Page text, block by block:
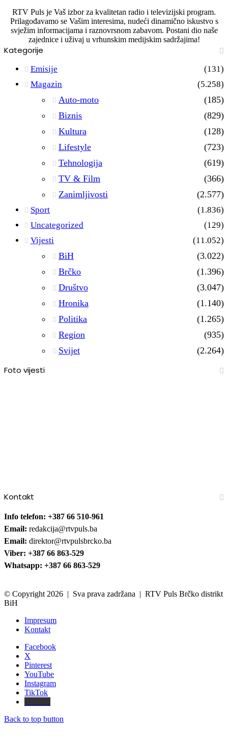
RTV Puls je Vaš izbor za kvalitetan radio i televizijski program.
Prilagođavamo se Vašim interesima, nudeći dinamično iskustvo s
svježim informacijama i raznovrsnom zabavom. Postani dio naše
zajednice i uživaj u vrhunskim medijskim sadržajima!
Kategorije
Emisije
(131)
Magazin
(5.258)
Auto-moto
(185)
Biznis
(829)
Kultura
(128)
Lifestyle
(723)
Tehnologija
(619)
TV & Film
(366)
Zanimljivosti
(2.577)
Sport
(1.836)
Uncategorized
(129)
Vijesti
(11.052)
BiH
(3.022)
Brčko
(1.396)
Društvo
(3.047)
Hronika
(1.140)
Politika
(1.265)
Region
(935)
Svijet
(2.264)
Foto vijesti
Kontakt
Info telefon: +387 66 510-961
Email: redakcija@rtvpuls.ba
Email: direktor@rtvpulsbrcko.ba
Viber: +387 66 863-529
Whatsapp: +387 66 863-529
© Copyright 2026 | Sva prava zadržana | RTV Puls Brčko distrikt
BiH
Impresum
Kontakt
Facebook
X
Pinterest
YouTube
Instagram
TikTok
Back to top button